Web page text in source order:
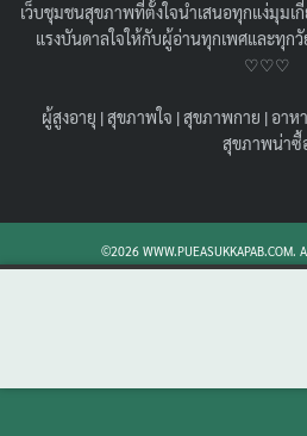
for:
ธรรมชาติบำบัด คือ อะไร ช่วยเยียว
ธรรมชาติบำบัด หรือ นิเวศบำบัดมี
อย่างไร และการนำไปใช้ในชีวิตประ
เว็บชุมชนสุขภาพที่ตั้งใจนำเสนอทุกแง่มุมเ
แรงบันดาลใจให้กับผู้อ่านทุกเพศและทุก
♡♡♡
ผู้สูงอายุ |สุขภาพใจ |สุขภาพกาย |อาห
สุขภาพน่าซื้
©2026 WWW.PUEASUKKAPAB.COM.